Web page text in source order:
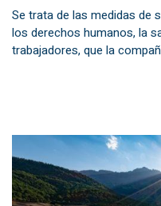
Se trata de las medidas de
los derechos humanos, la
trabajadores, que la